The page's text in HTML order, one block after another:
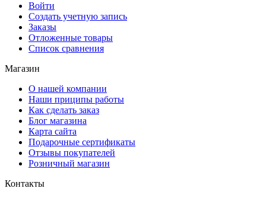
Войти
Создать учетную запись
Заказы
Отложенные товары
Список сравнения
Магазин
О нашей компании
Наши приципы работы
Как сделать заказ
Блог магазина
Карта сайта
Подарочные сертификаты
Отзывы покупателей
Розничный магазин
Контакты